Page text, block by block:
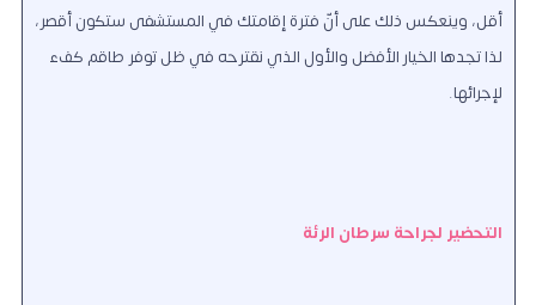
أقل، وينعكس ذلك على أنّ فترة إقامتك في المستشفى ستكون أقصر،
لذا تجدها الخيار الأفضل والأول الذي نقترحه في ظل توفر طاقم كفء
لإجرائها.
التحضير لجراحة سرطان الرئة